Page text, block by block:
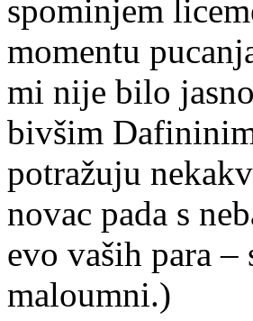
spominjem
momentu
mi nije bilo
bivšim
potražuju
novac pada s
evo vaših para –
maloumni.)